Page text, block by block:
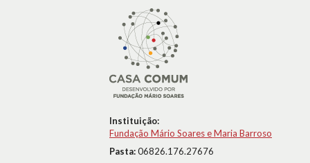
Instituição:
Fundação Mário Soares e Maria Barroso
Pasta:06826.176.27676